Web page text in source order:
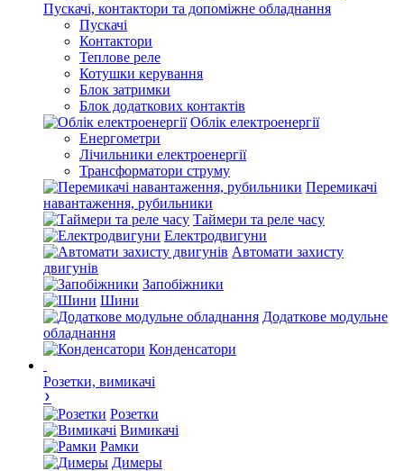
Пускачі, контактори та допоміжне обладнання
Пускачі
Контактори
Теплове реле
Котушки керування
Блок затримки
Блок додаткових контактів
Облік електроенергії
Енергометри
Лічильники електроенергії
Трансформатори струму
Перемикачі
навантаження, рубильники
Таймери та реле часу
Електродвигуни
Автомати захисту
двигунів
Запобіжники
Шини
Додаткове модульне
обладнання
Конденсатори
Розетки, вимикачі
Розетки
Вимикачі
Рамки
Димеры